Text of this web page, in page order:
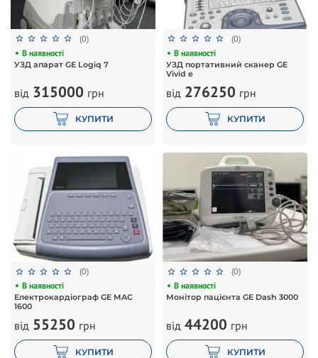
(0)
В наявності
УЗД апарат GE Logiq 7
від 315000 грн
КУПИТИ
(0)
В наявності
УЗД портативний сканер GE
Vivid e
від 276250 грн
КУПИТИ
(0)
В наявності
Електрокардіограф GE MAC
1600
від 55250 грн
КУПИТИ
(0)
В наявності
Монітор пацієнта GE Dash 3000
від 44200 грн
КУПИТИ